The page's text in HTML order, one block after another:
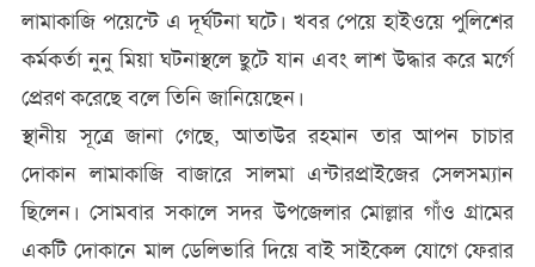
লামাকাজি পয়েন্টে এ দূর্ঘটনা ঘটে। খবর পেয়ে হাইওয়ে পুলিশের
কর্মকর্তা নুনু মিয়া ঘটনাস্থলে ছুটে যান এবং লাশ উদ্ধার করে মর্গে
প্রেরণ করেছে বলে তিনি জানিয়েছেন।
স্থানীয় সূত্রে জানা গেছে, আতাউর রহমান তার আপন চাচার
দোকান লামাকাজি বাজারে সালমা এন্টারপ্রাইজের সেলসম্যান
ছিলেন। সোমবার সকালে সদর উপজেলার মোল্লার গাঁও গ্রামের
একটি দোকানে মাল ডেলিভারি দিয়ে বাই সাইকেল যোগে ফেরার